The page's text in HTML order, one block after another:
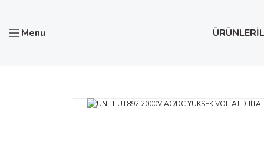
Menu ÜRÜNLER